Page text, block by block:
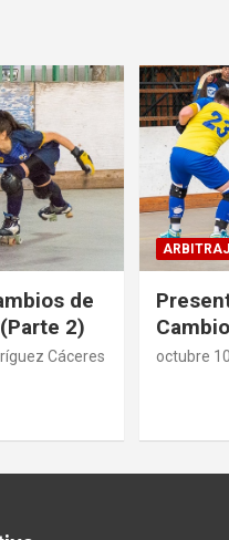
de
2)
Cáceres octubre